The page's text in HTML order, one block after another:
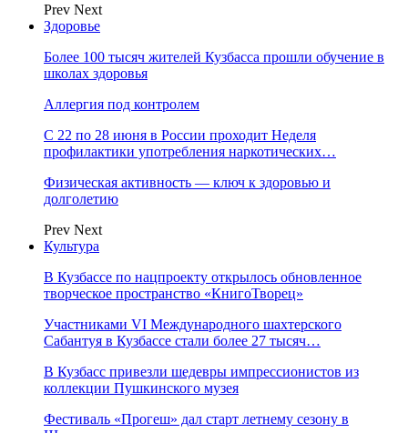
Prev Next
Здоровье
Более 100 тысяч жителей Кузбасса прошли обучение в
школах здоровья
Аллергия под контролем
С 22 по 28 июня в России проходит Неделя
профилактики употребления наркотических…
Физическая активность — ключ к здоровью и
долголетию
Prev Next
Культура
В Кузбассе по нацпроекту открылось обновленное
творческое пространство «КнигоТворец»
Участниками VI Международного шахтерского
Сабантуя в Кузбассе стали более 27 тысяч…
В Кузбасс привезли шедевры импрессионистов из
коллекции Пушкинского музея
Фестиваль «Прогеш» дал старт летнему сезону в